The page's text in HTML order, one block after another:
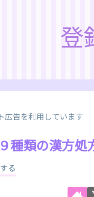
登
広告を利用しています
種類の漢方処
る